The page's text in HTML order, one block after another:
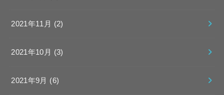
2021年11月 (2)
2021年10月 (3)
2021年9月 (6)